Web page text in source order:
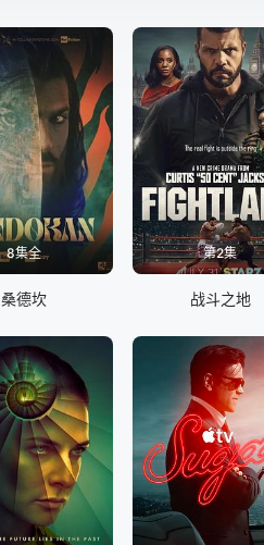
8集全
桑德坎
第2集
战斗之地